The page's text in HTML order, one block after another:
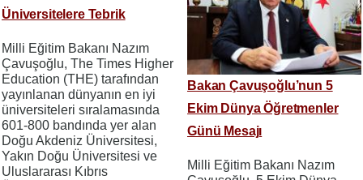
Üniversitelere Tebrik
Milli Eğitim Bakanı Nazım
Çavuşoğlu, The Times Higher
Education (THE) tarafından
yayınlanan dünyanın en iyi
üniversiteleri sıralamasında
601-800 bandında yer alan
Doğu Akdeniz Üniversitesi,
Yakın Doğu Üniversitesi ve
Uluslararası Kıbrıs
Bakan Çavuşoğlu’nun 5
Ekim Dünya Öğretmenler
Günü Mesajı
Milli Eğitim Bakanı Nazım